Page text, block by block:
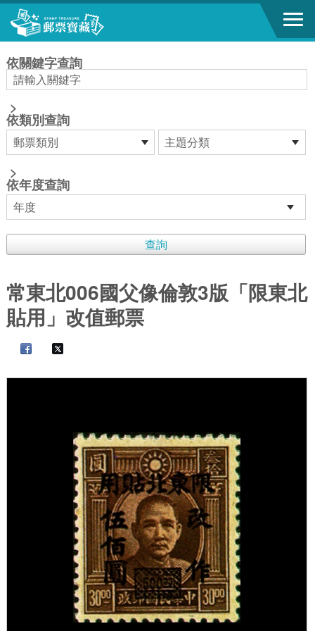
跳到主要內容區塊
依關鍵字查詢
>
依類別查詢
>
依年度查詢
常東北006國父像倫敦3版「限東北
貼用」改值郵票